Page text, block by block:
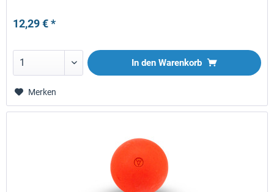
12,29 € *
In den Warenkorb
Merken